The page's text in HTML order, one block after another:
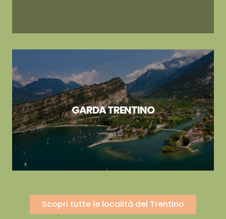
GARDA TRENTINO
Scopri tutte le località del Trentino